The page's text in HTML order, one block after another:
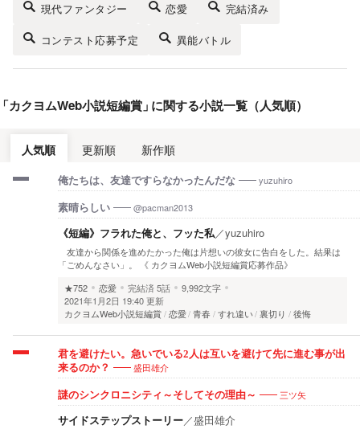
現代ファンタジー 恋愛 完結済み
コンテスト応募予定 異能バトル
カクヨムWeb小説短編賞 」に関する小説一覧（人気順）
人気順 更新順 新作順
俺たちは、友達ですらなかったんだな yuzuhiro
素晴らしい @pacman2013
《短編》フラれた俺と、フッた私／yuzuhiro
友達から関係を進めたかった俺は片想いの彼女に告白をした。結果は
「ごめんなさい」。 《 カクヨムWeb小説短編賞応募作品》
★752
恋愛 完結済5話
9,992文字
2021年1月2日 19:40 更新
カクヨムWeb小説短編賞 恋愛 青春 すれ違い 裏切り 後悔
君を避けたい。急いでいる2人は互いを避けて先に進む事が出
来るのか？
盛田雄介
謎のシンクロニシティ～そしてその理由～ 三ツ矢
サイドステップストーリー／盛田雄介